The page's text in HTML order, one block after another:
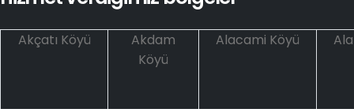
Akçatı Köyü
Akdam
Köyü
Alacami Köyü